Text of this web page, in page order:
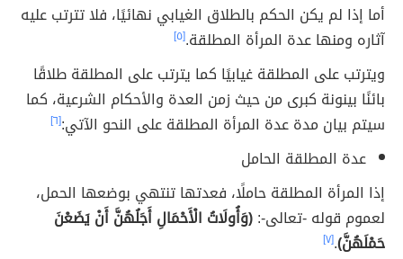
أما إذا لم يكن الحكم بالطلاق الغيابي نهائيًا، فلا تترتب عليه
آثاره ومنها عدة المرأة المطلقة.[٥]
ويترتب على المطلقة غيابيًا كما يترتب على المطلقة طلاقًا
بائنًا بينونة كبرى من حيث زمن العدة والأحكام الشرعية، كما
سيتم بيان مدة عدة المرأة المطلقة على النحو الآتي:[٦]
عدة المطلقة الحامل
إذا المرأة المطلقة حاملًا، فعدتها تنتهي بوضعها الحمل،
لعموم قوله -تعالى-:(وَأُولَاتُ الْأَحْمَالِ أَجَلُهُنَّ أَنْ يَضَعْنَ
حَمْلَهُنَّ).[٧]